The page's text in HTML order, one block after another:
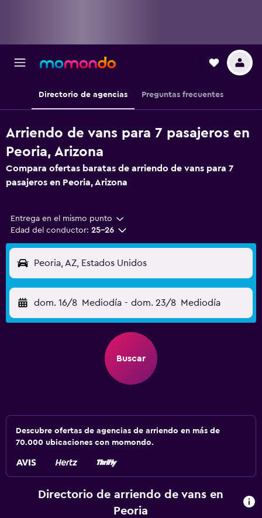
Directorio de agencias Preguntas frecuentes
Arriendo de vans para 7 pasajeros en
Peoria, Arizona
Compara ofertas baratas de arriendo de vans para 7
pasajeros en Peoria, Arizona
Entrega en el mismo punto
Edad del conductor: 25-26
Peoria, AZ, Estados Unidos
dom. 16/8 Mediodía - dom. 23/8 Mediodía
Buscar
Descubre ofertas de agencias de arriendo en más de
70.000 ubicaciones con momondo.
Directorio de arriendo de vans en
Peoria